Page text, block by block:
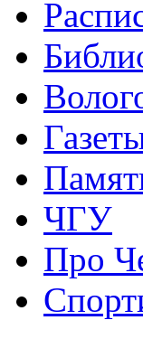
ЧГУ
Про